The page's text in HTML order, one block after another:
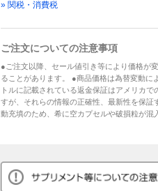
» 関税・消費税
ご注文についての注意事項
●ご注文以降、セール値引き等により価格が
ることがあります。 ●商品価格は為替変動
トルに記載されている返金保証はアメリカ
すが、それらの情報の正確性、最新性を保
動充填のため、希に空カプセルや破損粒が混